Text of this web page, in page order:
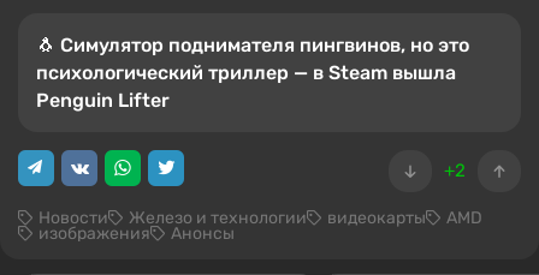
🐧 Симулятор поднимателя пингвинов, но это
психологический триллер — в Steam вышла
Penguin Lifter
+2
Новости Железо и технологии видеокарты AMD
изображения Анонсы